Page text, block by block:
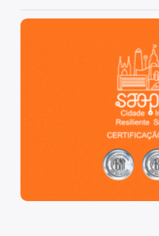
São Paulo, cidade